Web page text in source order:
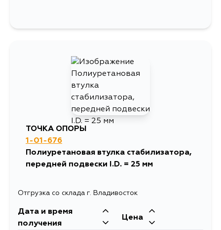
ТОЧКА ОПОРЫ
1-01-676
Полиуретановая втулка стабилизатора,
передней подвески I.D. = 25 мм
Отгрузка со склада г. Владивосток
Дата и время
получения
Цена